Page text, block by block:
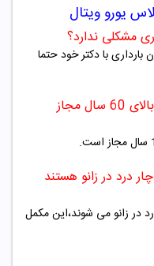
یورو ویتال
با دکتر خود حتما
2) آیا مصرف این مکمل برای افراد بالای 60 سال مجاز
درد در زانو هستند
در زانو می شوند،این مکمل